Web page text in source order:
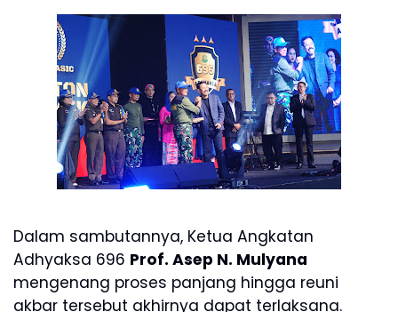
Dalam sambutannya, Ketua Angkatan
Adhyaksa 696 Prof. Asep N. Mulyana
mengenang proses panjang hingga reuni
akbar tersebut akhirnya dapat terlaksana.